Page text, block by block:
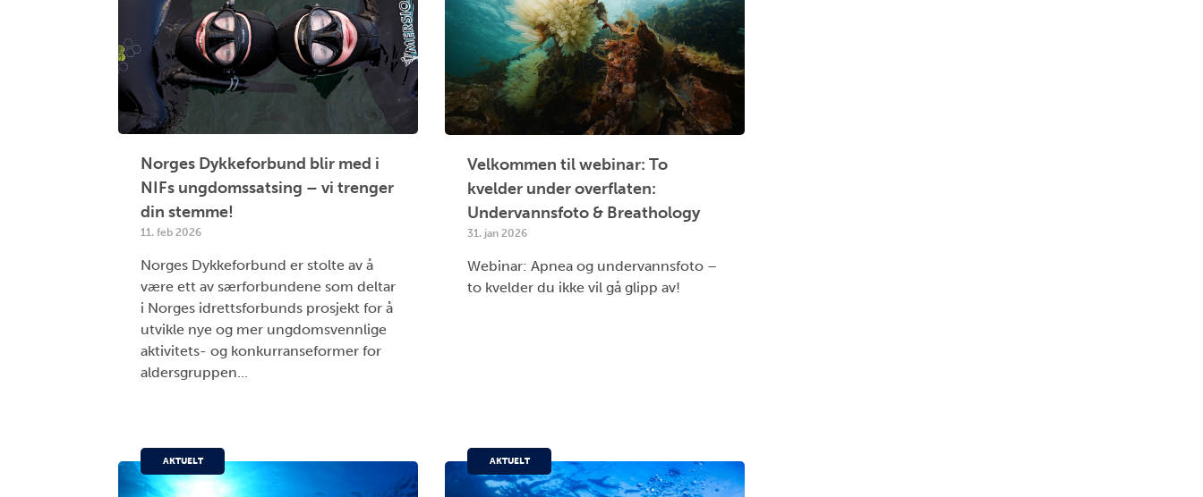
Norges Dykkeforbund blir med i
NIFs ungdomssatsing – vi trenger
din stemme!
11. feb 2026
Norges Dykkeforbund er stolte av å
være ett av særforbundene som deltar
i Norges idrettsforbunds prosjekt for å
utvikle nye og mer ungdomsvennlige
aktivitets- og konkurranseformer for
aldersgruppen...
Velkommen til webinar: To
kvelder under overflaten:
Undervannsfoto & Breathology
31. jan 2026
Webinar: Apnea og undervannsfoto –
to kvelder du ikke vil gå glipp av!
AKTUELT AKTUELT